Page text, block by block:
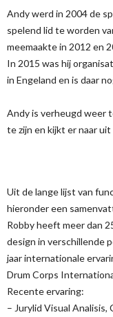
Andy werd in 2004 de
spelend lid te worden
meemaakte in 2012 en
In 2015 was hij
in Engeland en is daar
Andy is verheugd weer
te zijn en kijkt er naar
Uit de lange lijst van
hieronder een
Robby heeft meer dan
design in verschillende
jaar internationale
Drum Corps
Recente ervaring:
– Jurylid Visual Analisis,